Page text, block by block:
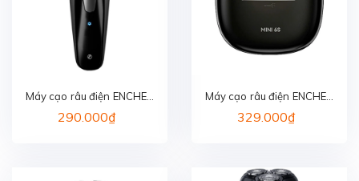
Máy cạo râu điện ENCHEN
BLACKSTONE
290.000₫
Máy cạo râu điện ENCHEN
MINI 6S
329.000₫